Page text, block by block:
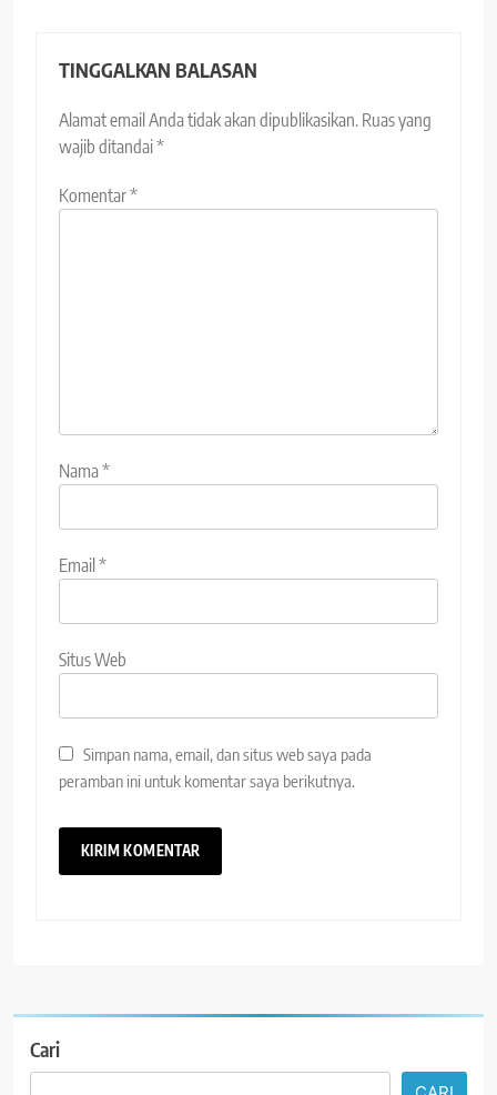
TINGGALKAN BALASAN
Alamat email Anda tidak akan dipublikasikan. Ruas yang
wajib ditandai*
Komentar*
Nama*
Email*
Situs Web
Simpan nama, email, dan situs web saya pada
peramban ini untuk komentar saya berikutnya.
Cari